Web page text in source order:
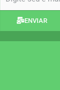
ENVIAR